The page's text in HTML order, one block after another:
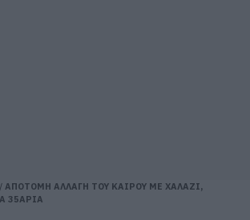
/ ΑΠΟΤΟΜΗ ΑΛΛΑΓΗ ΤΟΥ ΚΑΙΡΟΥ ΜΕ ΧΑΛΑΖΙ,
35ΑΡΙΑ